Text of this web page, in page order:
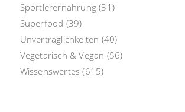
Sportlerernährung (31)
Superfood (39)
Unverträglichkeiten (40)
Vegetarisch & Vegan (56)
Wissenswertes (615)